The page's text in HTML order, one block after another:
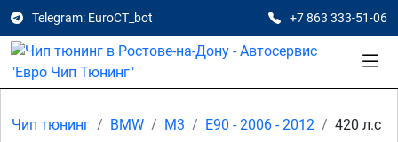
Telegram: EuroCT_bot +7 863 333-51-06
Чип тюнинг BMW M3 E90 - 2006 - 2012 420 л.с